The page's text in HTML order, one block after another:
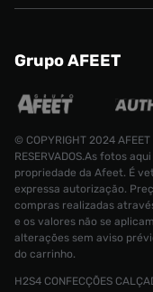
Grupo AFEET
© COPYRIGHT 2024 AFEET
RESERVADOS.As fotos
propriedade da Afeet. É
expressa autorização.
compras realizadas
e os valores não se
alterações sem aviso
do carrinho.
H2S4 CONFECÇÕES